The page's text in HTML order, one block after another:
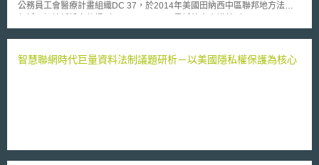
公務員工會醫療計畫組織DC 37，於2014年美國田納西中區聯邦地方法院
Aventis）以Lovenox為品牌名販售的抗凝血劑，用於預防和治療深部靜脈
Enoxaparin和Lovenox具相同療效，申請簡易新藥上市（Abbreviated New
和山德士早在2003年就簽有合作協議，Momenta將該專利授權給山德士，
智慧聯網時代巨量資料法制議題研析－以美國隱私權保護為核心